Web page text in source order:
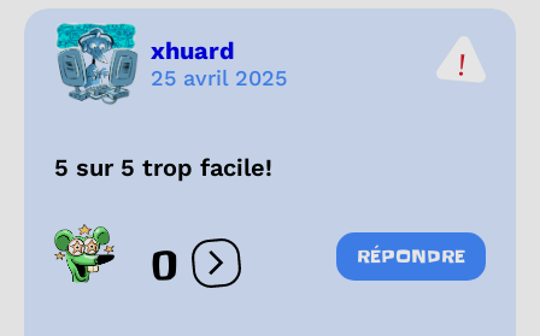
xhuard
25 avril 2025
5 sur 5 trop facile!
0 Ouvrir les réactions
RÉPONDRE